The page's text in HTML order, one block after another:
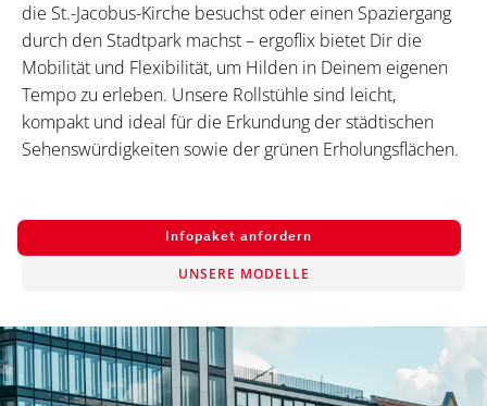
die St.-Jacobus-Kirche besuchst oder einen Spaziergang
durch den Stadtpark machst – ergoflix bietet Dir die
Mobilität und Flexibilität, um Hilden in Deinem eigenen
Tempo zu erleben. Unsere Rollstühle sind leicht,
kompakt und ideal für die Erkundung der städtischen
Sehenswürdigkeiten sowie der grünen Erholungsflächen.
Infopaket anfordern
UNSERE MODELLE